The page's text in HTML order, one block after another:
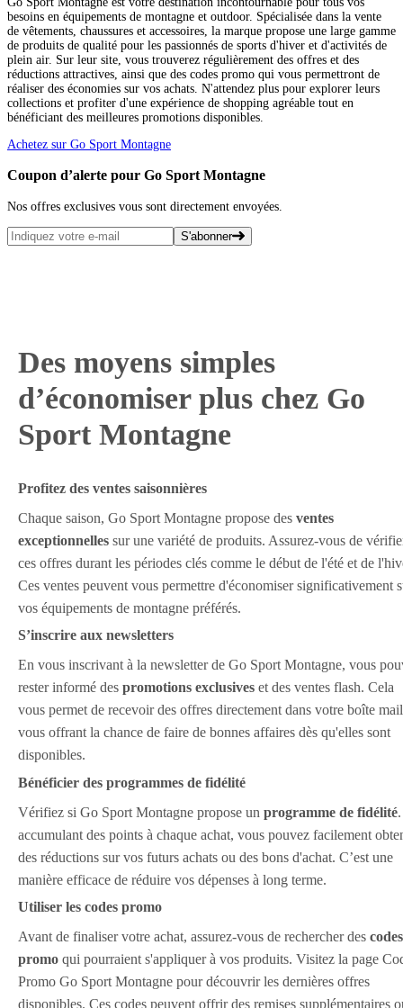
besoins en équipements de montagne et outdoor. Spécialisée dans la vente
de vêtements, chaussures et accessoires, la marque propose une large gamme
de produits de qualité pour les passionnés de sports d'hiver et d'activités de
plein air. Sur leur site, vous trouverez régulièrement des offres et des
réductions attractives, ainsi que des codes promo qui vous permettront de
réaliser des économies sur vos achats. N'attendez plus pour explorer leurs
collections et profiter d'une expérience de shopping agréable tout en
bénéficiant des meilleures promotions disponibles.
Achetez sur Go Sport Montagne
Coupon d’alerte pour Go Sport Montagne
Nos offres exclusives vous sont directement envoyées.
S'abonner
Des moyens simples
d’économiser plus chez Go
Sport Montagne
Profitez des ventes saisonnières
Chaque saison, Go Sport Montagne propose des ventes
exceptionnelles sur une variété de produits. Assurez-vous de
ces offres durant les périodes clés comme le début de l'été et de
Ces ventes peuvent vous permettre d'économiser significativement
vos équipements de montagne préférés.
S’inscrire aux newsletters
En vous inscrivant à la newsletter de Go Sport Montagne, vous
rester informé des promotions exclusives et des ventes flash. Cela
vous permet de recevoir des offres directement dans votre boîte
vous offrant la chance de faire de bonnes affaires dès qu'elles sont
disponibles.
Bénéficier des programmes de fidélité
Vérifiez si Go Sport Montagne propose un programme de fidélité
accumulant des points à chaque achat, vous pouvez facilement
des réductions sur vos futurs achats ou des bons d'achat. C’est une
manière efficace de réduire vos dépenses à long terme.
Utiliser les codes promo
Avant de finaliser votre achat, assurez-vous de rechercher des codes
promo qui pourraient s'appliquer à vos produits. Visitez la page
Promo Go Sport Montagne pour découvrir les dernières offres
disponibles. Ces codes peuvent offrir des remises supplémentaires